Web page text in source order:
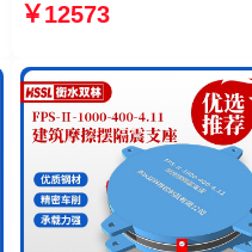
摩擦摆支座厂家 建筑摩擦
￥12573